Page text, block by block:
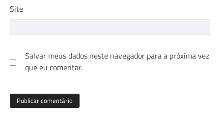
Site
Salvar meus dados neste navegador para a próxima vez
que eu comentar.